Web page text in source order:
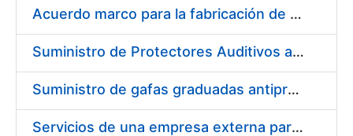
Acuerdo marco para la fabricación de piezas
Suministro de Protectores Auditivos a medida para las personas trabajadoras de los Centros de Trabajo de Madrid y Burgos
Suministro de gafas graduadas antiproyecciones para los trabajadores de la FNMT-RCM en los centros de trabajo de Madrid y Burgos
Servicios de una empresa externa para el asesoramiento y resolución de los recursos de alzada que se presentan relacionados con procesos de selección para la FNMT-RCM